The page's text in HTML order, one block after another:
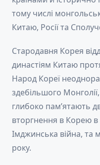
тому числі
Китаю, Росії та
Стародавня Корея
династіям Китаю
Народ Кореї
здебільшого
глибоко пам’ятають
вторгнення в Корею в
Імджинська війна, та
року.